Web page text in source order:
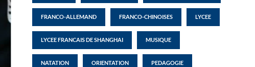
FRANCO-ALLEMAND FRANCO-CHINOISES LYCEE
LYCEE FRANCAIS DE SHANGHAI MUSIQUE
NATATION ORIENTATION PEDAGOGIE